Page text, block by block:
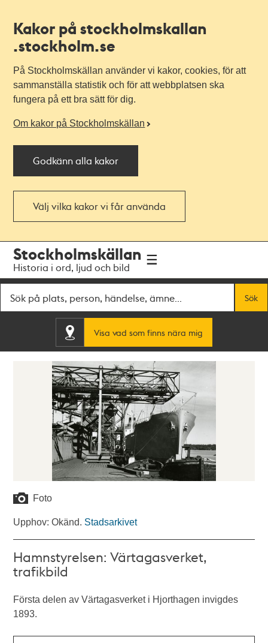
Kakor på stockholmskallan
.stockholm.se
På Stockholmskällan använder vi kakor, cookies, för att
sammanställa statistik och för att webbplatsen ska
fungera på ett bra sätt för dig.
Om kakor på Stockholmskällan
Godkänn alla kakor
Välj vilka kakor vi får använda
navigationen
huvudinnehållet
Stockholmskällan
Historia i ord, ljud och bild
Sök
Visa vad som finns nära mig
Foto
Upphov: Okänd. Stadsarkivet
Hamnstyrelsen: Värtagasverket,
trafikbild
Första delen av Värtagasverket i Hjorthagen invigdes
1893.